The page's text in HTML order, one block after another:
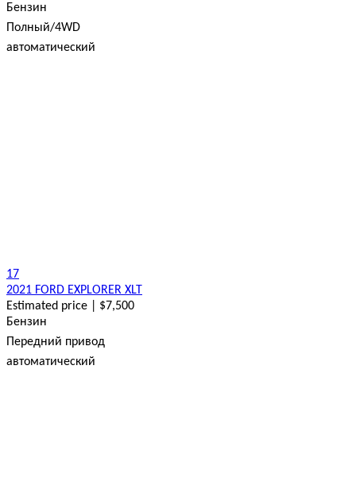
Бензин
Полный/4WD
автоматический
17
2021 FORD EXPLORER XLT
Estimated price | $7,500
Бензин
Передний привод
автоматический